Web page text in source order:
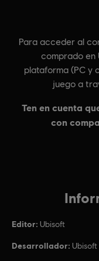
Editor: Ubisoft
Desarrollador: Ubisoft